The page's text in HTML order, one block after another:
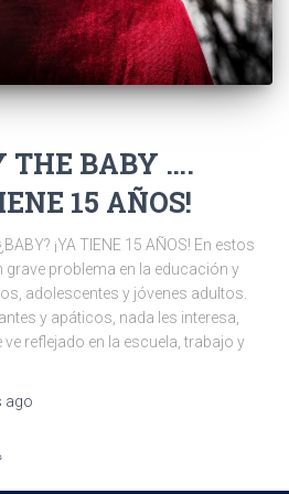
THE BABY ….
15 AÑOS!
¡YA TIENE 15 AÑOS! En estos
problema en la educación y
adolescentes y jóvenes adultos.
y apáticos, nada les interesa,
reflejado en la escuela, trabajo y
ago